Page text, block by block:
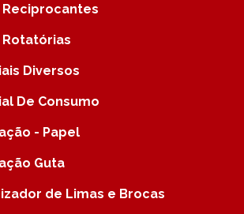
Reciprocantes
Rotatórias
Diversos
De Consumo
- Papel
Guta
de Limas e Brocas